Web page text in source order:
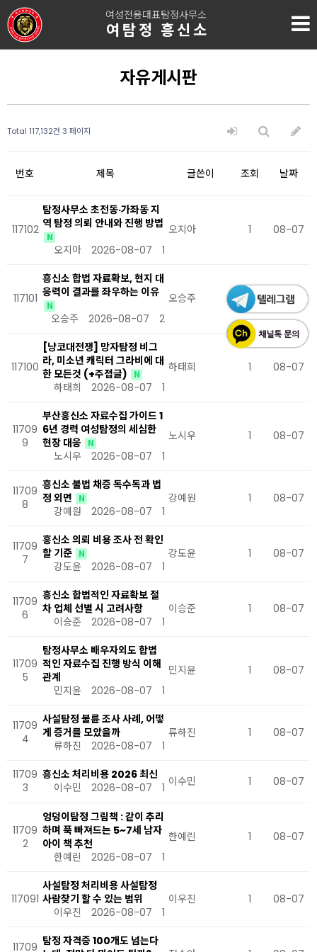
여성전용대표탐정사무소
여탐정 흥신소
자유게시판
Total 117,132건 3 페이지
번호 제목 글쓴이 조회 날짜
117102
탐정사무소 초전동·가좌동 지
역 탐정 의뢰 안내와 진행 방법
N
오지아 2026-08-07 1
오지아 1 08-07
117101
흥신소 합법 자료확보, 현지 대
응력이 결과를 좌우하는 이유
N
오승주 2026-08-07 2
오승주 2 08-07
117100
[냥코대전쟁] 망자탐정 비그
라, 미소년 캐릭터 그라비에 대
한 모든것 (+주접글)
N
하태희 2026-08-07 1
하태희 1 08-07
11709
9
부산흥신소 자료수집 가이드 1
6년 경력 여성탐정의 세심한
현장 대응
N
노시우 2026-08-07 1
노시우 1 08-07
11709
8
흥신소 불법 채증 독수독과 법
정 외면
N
강예원 2026-08-07 1
강예원 1 08-07
11709
7
흥신소 의뢰 비용 조사 전 확인
할 기준
N
강도윤 2026-08-07 1
강도윤 1 08-07
11709
6
흥신소 합법적인 자료확보 절
차 업체 선별 시 고려사항
이승준
2026-08-07 1
이승준 1 08-07
11709
5
탐정사무소 배우자외도 합법
적인 자료수집 진행 방식 이해
관계
민지윤
2026-08-07 1
민지윤 1 08-07
11709
4
사설탐정 불륜 조사 사례, 어떻
게 증거를 모았을까
류하진
2026-08-07 1
류하진 1 08-07
11709
3
흥신소 처리비용 2026 최신
이수민
2026-08-07 1 이수민 1 08-07
11709
2
엉덩이탐정 그림책 : 같이 추리
하며 푹 빠져드는 5~7세 남자
아이 책 추천
한예린
2026-08-07 1
한예린 1 08-07
117091
사설탐정 처리비용 사설탐정
사람찾기 할 수 있는 범위
이우진
2026-08-07 1
이우진 1 08-07
11709 탐정 자격증 100개도 넘는다